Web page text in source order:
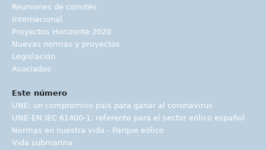
Reuniones de comités
Internacional
Proyectos Horizonte 2020
Nuevas normas y proyectos
Legislación
Asociados
Este número
UNE: un compromiso país para ganar al coronavirus
UNE-EN IEC 61400-1: referente para el sector eólico español
Normas en nuestra vida - Parque eólico
Vida submarina